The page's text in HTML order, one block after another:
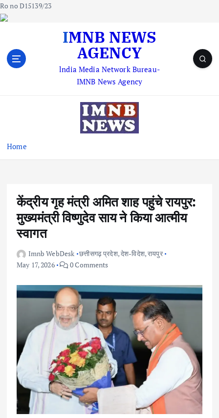
Ro no D15139/23
IMNB NEWS
AGENCY
lndia Media Network Bureau-
IMNB News Agency
Home
केंद्रीय गृह मंत्री अमित शाह पहुंचे रायपुर:
मुख्यमंत्री विष्णुदेव साय ने किया आत्मीय
स्वागत
Imnb WebDesk छत्तीसगढ़ प्रदेश,देश-विदेश,रायपुर
May 17, 2026
0 Comments